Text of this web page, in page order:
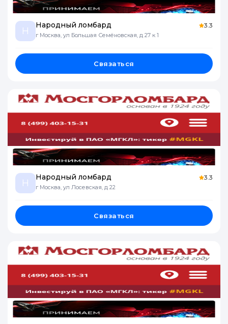
Н
Народный ломбард
г Москва, ул Большая Семёновская, д 27 к 1
3.3
Связаться
Н
Народный ломбард
г Москва, ул Лосевская, д 22
3.3
Связаться